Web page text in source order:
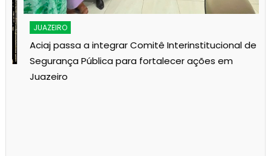
JUAZEIRO
Aciaj passa a integrar Comitê Interinstitucional de
Segurança Pública para fortalecer ações em
Juazeiro